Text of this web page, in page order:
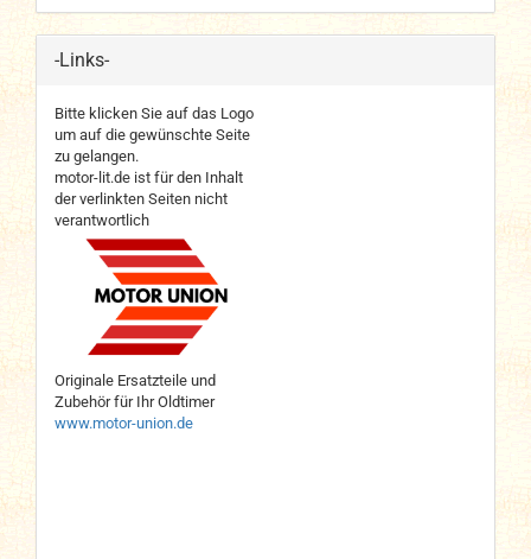
-Links-
Bitte klicken Sie auf das Logo
um auf die gewünschte Seite
zu gelangen.
motor-lit.de ist für den Inhalt
der verlinkten Seiten nicht
verantwortlich
Originale Ersatzteile und
Zubehör für Ihr Oldtimer
www.motor-union.de